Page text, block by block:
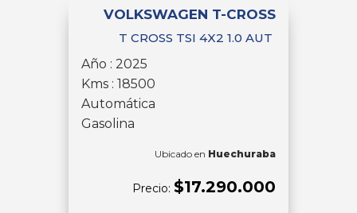
VOLKSWAGEN T-CROSS
T CROSS TSI 4X2 1.0 AUT
Año : 2025
Kms : 18500
Automática
Gasolina
Ubicado en Huechuraba
Precio: $17.290.000